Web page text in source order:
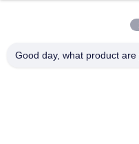
Shenzhen
Good day, what product